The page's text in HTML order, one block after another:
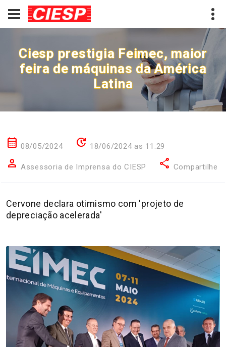
Ciesp prestigia Feimec, maior
feira de máquinas da América
Latina
calendar_month 08/05/2024 update 18/06/2024 as 11:29
person Assessoria de Imprensa do CIESP share Compartilhe
Cervone declara otimismo com 'projeto de
depreciação acelerada'